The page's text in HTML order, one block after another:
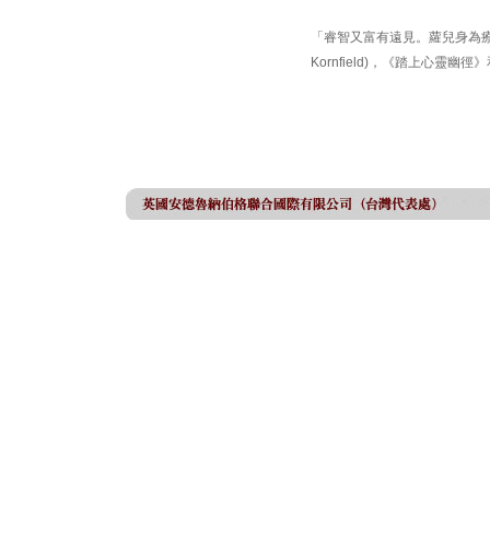
「睿智又富有遠見。蘿兒身
Kornfield)，《踏上心靈幽徑